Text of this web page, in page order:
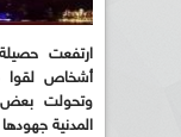
أشخاص لقوا
وتحولت بعض